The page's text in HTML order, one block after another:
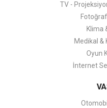
TV -
Klima
Medikal &
Oyun
İnternet